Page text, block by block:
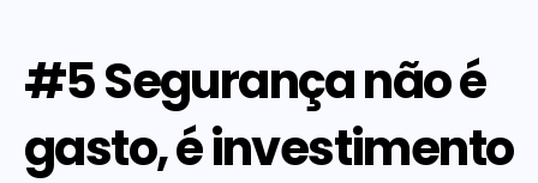
#5 Segurança não é
gasto, é investimento